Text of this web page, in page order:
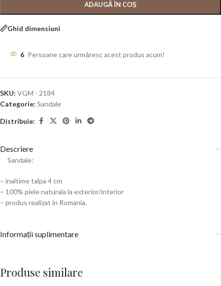
ADAUGĂ ÎN COȘ
Ghid dimensiuni
6 Persoane care urmăresc acest produs acum!
SKU: VGM - 2184
Categorie: Sandale
Distribuie:
Descriere
Sandale:
– inaltime talpa 4 cm
– 100% piele naturala la exterior/interior
– produs realizat in Romania.
Informații suplimentare
Produse similare